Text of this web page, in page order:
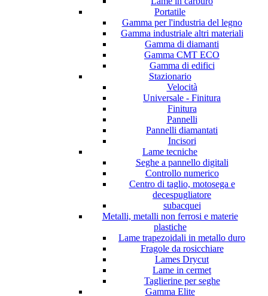
Portatile
Gamma per l'industria del legno
Gamma industriale altri materiali
Gamma di diamanti
Gamma CMT ECO
Gamma di edifici
Stazionario
Velocità
Universale - Finitura
Finitura
Pannelli
Pannelli diamantati
Incisori
Lame tecniche
Seghe a pannello digitali
Controllo numerico
Centro di taglio, motosega e
decespugliatore
subacquei
Metalli, metalli non ferrosi e materie
plastiche
Lame trapezoidali in metallo duro
Fragole da rosicchiare
Lames Drycut
Lame in cermet
Taglierine per seghe
Gamma Elite